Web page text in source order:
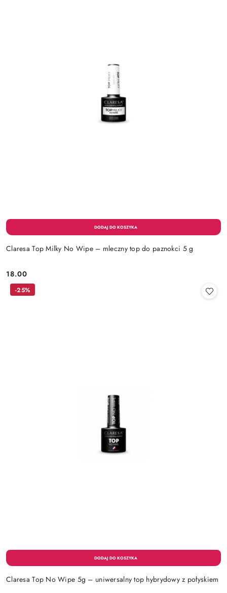
Claresa Top Milky No Wipe – mleczny top do paznokci 5 g
Cena:
18.00
Claresa Top No Wipe 5g – uniwersalny top hybrydowy z połyskiem
-25%